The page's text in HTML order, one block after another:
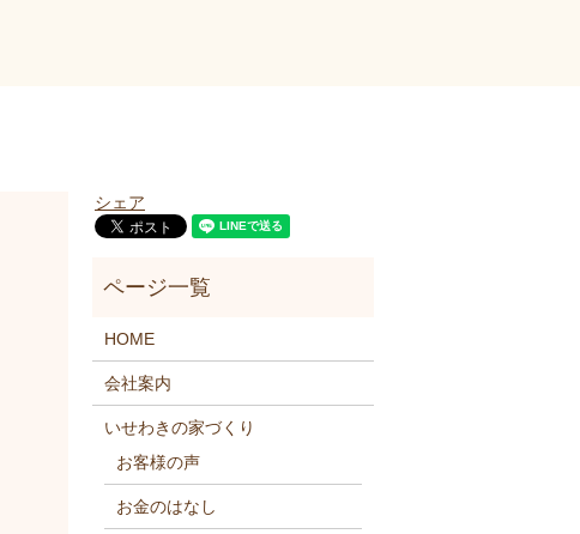
シェア
HOME
会社案内
いせわきの家づくり
お客様の声
お金のはなし